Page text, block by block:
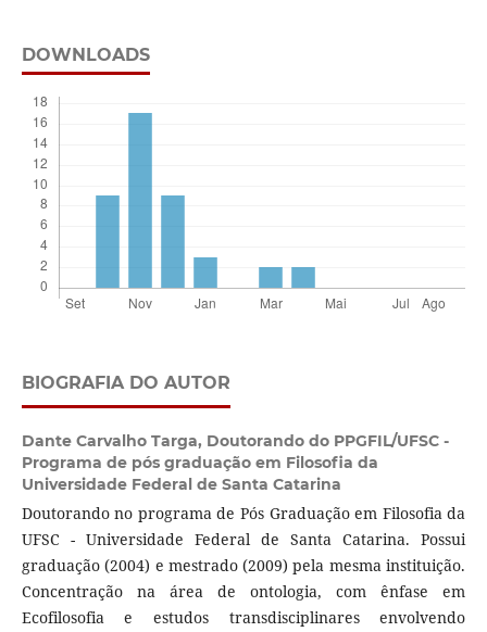
DOWNLOADS
BIOGRAFIA DO AUTOR
Dante Carvalho Targa, Doutorando do PPGFIL/UFSC -
Programa de pós graduação em Filosofia da
Universidade Federal de Santa Catarina
Doutorando no programa de Pós Graduação em Filosofia da
UFSC - Universidade Federal de Santa Catarina. Possui
graduação (2004) e mestrado (2009) pela mesma instituição.
Concentração na área de ontologia, com ênfase em
Ecofilosofia e estudos transdisciplinares envolvendo